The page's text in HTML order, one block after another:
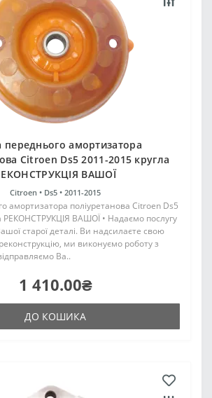
амортизатора
Citroen Ds5 2011-2015 кругла
ВАШОЇ
Citroen • Ds5 • 2011-2015
амортизатора поліуретанова Citroen Ds5
РЕКОНСТРУКЦІЯ ВАШОЇ • Надаємо послугу
старої деталі. Ви надсилаєте свою
ми виконуємо роботу з
Ва..
1 410.00₴
ДО КОШИКА